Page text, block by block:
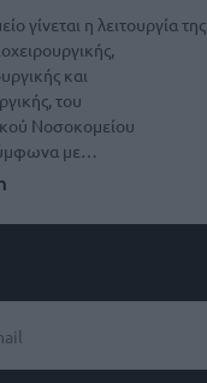
γίνεται η λειτουργία της
και
του
Νοσοκομείου
με…